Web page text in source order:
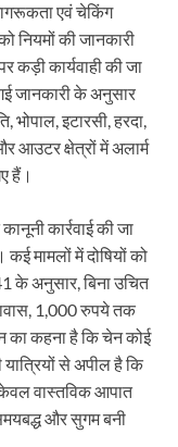
एवं चेकिंग
नियमों की जानकारी
कार्यवाही की जा
जानकारी के अनुसार
इटारसी, हरदा,
आउटर क्षेत्रों में अलार्म
हैं।
कार्रवाई की जा
मामलों में दोषियों को
के अनुसार, बिना उचित
1,000 रुपये तक
का कहना है कि चेन कोई
से अपील है कि
केवल वास्तविक आपात
और सुगम बनी